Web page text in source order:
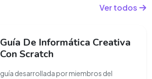
Ver todos
Guía De Informática Creativa
Con Scratch
guía desarrollada por miembros del